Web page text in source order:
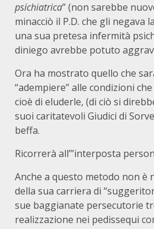
psichiatrica” (non sarebbe
minacciò il P.D. che gli negava
una sua pretesa infermità
diniego avrebbe potuto
Ora ha mostrato quello che
“adempiere” alle condizioni
cioè di eluderle, (di ciò si
suoi caritatevoli Giudici di
beffa.
Ricorrerà all’”interposta
Anche a questo metodo non è
della sua carriera di
sue baggianate persecutorie
realizzazione nei pedissequi